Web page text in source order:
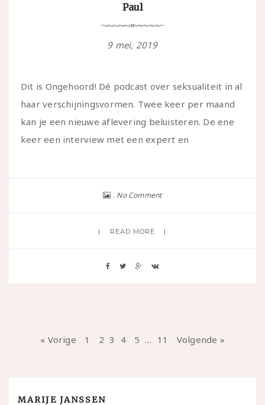
Paul
9 mei, 2019
Dit is Ongehoord! Dé podcast over seksualiteit in al
haar verschijningsvormen. Twee keer per maand
kan je een nieuwe aflevering beluisteren. De ene
keer een interview met een expert en
No Comment
READ MORE
« Vorige 1 2 3 4 5 … 11 Volgende »
MARIJE JANSSEN